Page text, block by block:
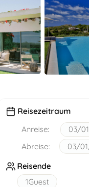
Reisezeitraum
Anreise:
03/
Abreise:
03/
Reisende
1Guest